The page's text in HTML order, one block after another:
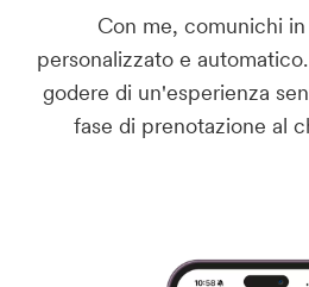
Con me, comunichi
personalizzato e
godere di un'esperienza
fase di prenotazione al